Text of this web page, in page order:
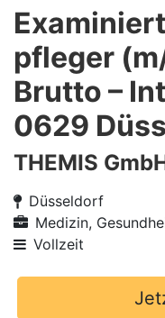
pfleger
Brutto –
0629
THEMIS
Düsseldorf
Medizin,
Vollzeit